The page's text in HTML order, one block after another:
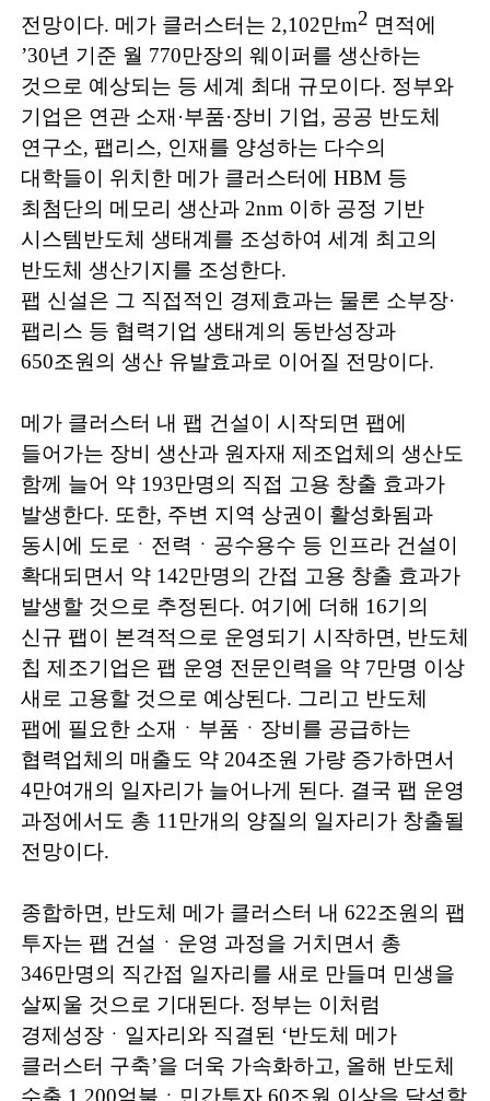
전망이다. 메가 클러스터는 2,102만m2 면적에
’30년 기준 월 770만장의 웨이퍼를 생산하는
것으로 예상되는 등 세계 최대 규모이다. 정부와
기업은 연관 소재·부품·장비 기업, 공공 반도체
연구소, 팹리스, 인재를 양성하는 다수의
대학들이 위치한 메가 클러스터에 HBM 등
최첨단의 메모리 생산과 2nm 이하 공정 기반
시스템반도체 생태계를 조성하여 세계 최고의
반도체 생산기지를 조성한다.
팹 신설은 그 직접적인 경제효과는 물론 소부장·
팹리스 등 협력기업 생태계의 동반성장과
650조원의 생산 유발효과로 이어질 전망이다.
메가 클러스터 내 팹 건설이 시작되면 팹에
들어가는 장비 생산과 원자재 제조업체의 생산도
함께 늘어 약 193만명의 직접 고용 창출 효과가
발생한다. 또한, 주변 지역 상권이 활성화됨과
동시에 도로ㆍ전력ㆍ공수용수 등 인프라 건설이
확대되면서 약 142만명의 간접 고용 창출 효과가
발생할 것으로 추정된다. 여기에 더해 16기의
신규 팹이 본격적으로 운영되기 시작하면, 반도체
칩 제조기업은 팹 운영 전문인력을 약 7만명 이상
새로 고용할 것으로 예상된다. 그리고 반도체
팹에 필요한 소재ㆍ부품ㆍ장비를 공급하는
협력업체의 매출도 약 204조원 가량 증가하면서
4만여개의 일자리가 늘어나게 된다. 결국 팹 운영
과정에서도 총 11 만개의 양질의 일자리가 창출될
전망이다.
종합하면, 반도체 메가 클러스터 내 622조원의 팹
투자는 팹 건설ㆍ운영 과정을 거치면서 총
346만명의 직간접 일자리를 새로 만들며 민생을
살찌울 것으로 기대된다. 정부는 이처럼
경제성장ㆍ일자리와 직결된 ‘반도체 메가
클러스터 구축’을 더욱 가속화하고, 올해 반도체
수출 1,200억불ㆍ민간투자 60조원 이상을 달성할